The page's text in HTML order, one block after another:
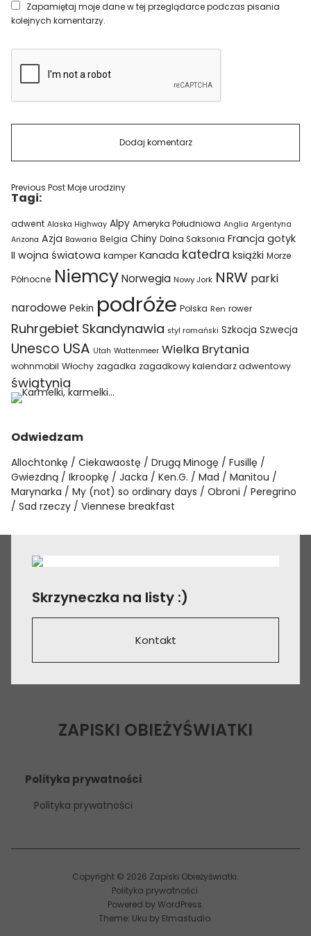
Zapamiętaj moje dane w tej przeglądarce podczas pisania
kolejnych komentarzy.
Previous PostMoje urodziny
Tagi:
adwent Alaska Highway Alpy Ameryka Południowa Anglia Argentyna
Arizona Azja Bawaria Belgia Chiny Dolna Saksonia Francja gotyk
II wojna światowa kamper Kanada katedra książki Morze
Północne Niemcy Norwegia Nowy Jork NRW parki
narodowe Pekin podróże Polska Ren rower
Ruhrgebiet Skandynawia styl romański Szkocja Szwecja
Unesco USA Utah Wattenmeer Wielka Brytania
wohnmobil Włochy zagadka zagadkowy kalendarz adwentowy
świątynia
Odwiedzam
Allochtonkę Ciekawaostę Drugą Minogę
Fusillę
Gwiezdną
Ikroopkę Jacka Ken.G. Mad
Manitou
Marynarka
My (not) so ordinary days Obroni
Peregrino
Sad rzeczy
Viennese breakfast
Skrzyneczka na listy :)
Kontakt
ZAPISKI OBIEŻYŚWIATKI
Polityka prywatności
Polityka prywatności
Copyright © 2026 Zapiski Obieżyświatki
Polityka prywatności
Powered by WordPress
Theme: Uku by Elmastudio